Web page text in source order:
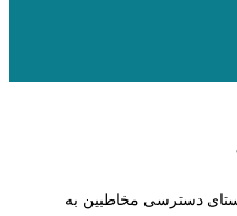
دسترسی مخاطبین به